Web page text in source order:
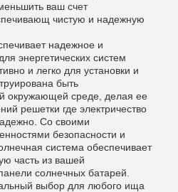
ваш счет
чистую и надежную
надежное и
энергетических систем
и легко для установки и
быть
окружающей среде, делая ее
решетки где электричество
Со своими
безопасности и
система обеспечивает
часть из вашей
солнечных батарей.
выбор для любого ища